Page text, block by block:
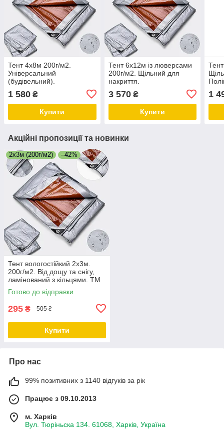
Тент 4х8м 200г/м2.
Універсальний
(будівельний).
кільцями. ТМ "Shadow".
Повний розмір.
1 580 ₴
Купити
Тент 6х12м із люверсами
200г/м2. Щільний для
накриття.
"Shadow". Повний розмір.
3 570₴
Купити
1
Акційні пропозиції та новинки
2х3м (200г/м2) –42%
Тент вологостійкий 2х3м.
200г/м2. Від дощу та снігу,
ламінований з кільцями. ТМ
"Shadow". Повний розмір.
Готово до відправки
295 ₴ 505 ₴
Купити
Про нас
99% позитивних з 1140 відгуків за рік
Працює з 09.10.2013
м. Харків
Вул. Тюріньска 134. 61068, Харків, Україна